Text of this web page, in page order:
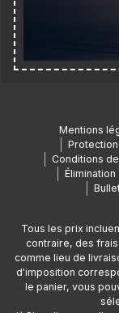
Mentions
Conditions
Élimination
Tous les prix
contraire, des
comme lieu de
d'imposition
le panier, vous